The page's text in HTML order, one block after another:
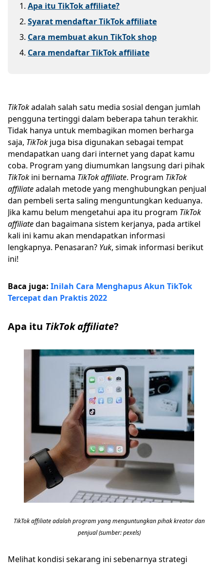
1. Apa itu TikTok affiliate?
2. Syarat mendaftar TikTok affiliate
3. Cara membuat akun TikTok shop
4. Cara mendaftar TikTok affiliate
TikTokadalah salah satu media sosial dengan jumlah
pengguna tertinggi dalam beberapa tahun terakhir.
Tidak hanya untuk membagikan momen berharga
saja, TikTok juga bisa digunakan sebagai tempat
mendapatkan uang dari internet yang dapat kamu
coba. Program yang diumumkan langsung dari pihak
TikTok ini bernama TikTok affiliate. Program TikTok
affiliateadalah metode yang menghubungkan penjual
dan pembeli serta saling menguntungkan keduanya.
Jika kamu belum mengetahui apa itu program TikTok
affiliatedan bagaimana sistem kerjanya, pada artikel
kali ini kamu akan mendapatkan informasi
lengkapnya. Penasaran? Yuk, simak informasi berikut
ini!
Baca juga: Inilah Cara Menghapus Akun TikTok
Tercepat dan Praktis 2022
Apa itu TikTok affiliate?
TikTok affiliate adalah program yang menguntungkan pihak kreator dan
penjual (sumber: pexels)
Melihat kondisi sekarang ini sebenarnya strategi